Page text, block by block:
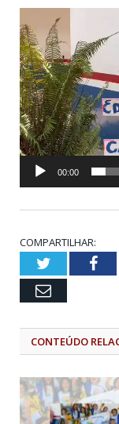
Tocador
de
vídeo
00:00
COMPARTILHAR:
Twitter
Email
CONTEÚDO